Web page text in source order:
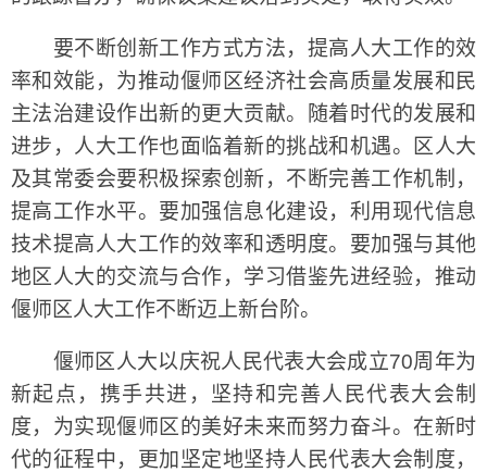
要不断创新工作方式方法，提高人大工作的效
率和效能，为推动偃师区经济社会高质量发展和民
主法治建设作出新的更大贡献。随着时代的发展和
进步，人大工作也面临着新的挑战和机遇。区人大
及其常委会要积极探索创新，不断完善工作机制，
提高工作水平。要加强信息化建设，利用现代信息
技术提高人大工作的效率和透明度。要加强与其他
地区人大的交流与合作，学习借鉴先进经验，推动
偃师区人大工作不断迈上新台阶。
偃师区人大以庆祝人民代表大会成立70周年为
新起点，携手共进，坚持和完善人民代表大会制
度，为实现偃师区的美好未来而努力奋斗。在新时
代的征程中，更加坚定地坚持人民代表大会制度，